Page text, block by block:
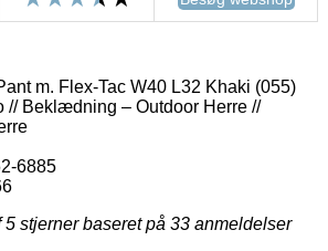
m. Flex-Tac W40 L32 Khaki (055)
// Beklædning – Outdoor Herre //
6885
5 stjerner baseret på 33 anmeldelser